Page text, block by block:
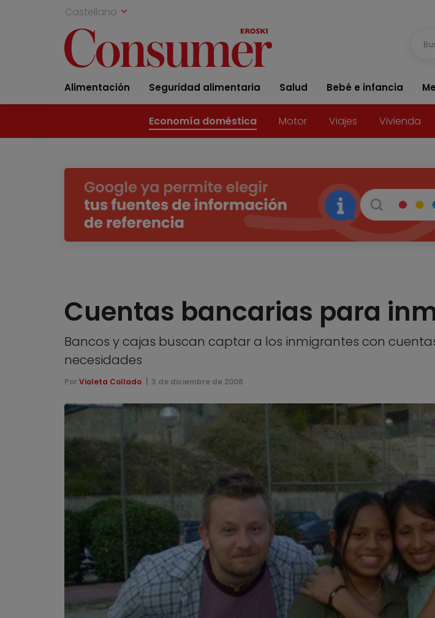
Castellano
Alimentación Seguridad alimentaria Salud Bebé e infancia
Economía doméstica Motor Viajes Vivienda
Cuentas bancarias para
Bancos y cajas buscan captar a los inmigrantes con
necesidades
Por Violeta Collado 3 de diciembre de 2008